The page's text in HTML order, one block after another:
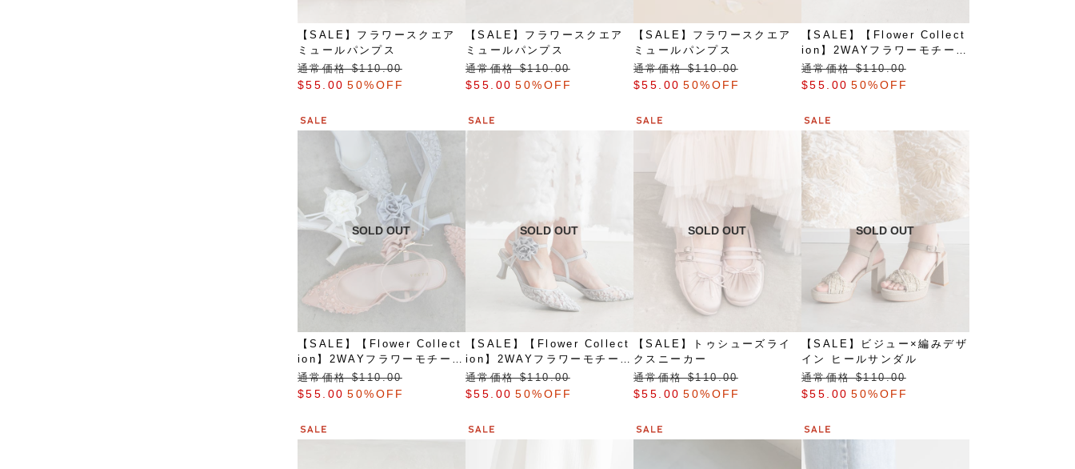
【SALE】フラワースクエア
ミュールパンプス
通常価格 $‌110.00
$‌55.00 50%OFF
【SALE】フラワースクエア
ミュールパンプス
通常価格 $‌110.00
$‌55.00 50%OFF
【SALE】フラワースクエア
ミュールパンプス
通常価格 $‌110.00
$‌55.00 50%OFF
【SALE】【Flower Collect
ion】2WAYフラワーモチーフ
アンクルストラップパンプス
通常価格 $‌110.00
$‌55.00 50%OFF
【SALE】【Flower Collect
ion】2WAYフラワーモチーフ
アンクルストラップパンプス
通常価格 $‌110.00
$‌55.00 50%OFF
【SALE】【Flower Collect
ion】2WAYフラワーモチーフ
アンクルストラップパンプス
通常価格 $‌110.00
$‌55.00 50%OFF
【SALE】トゥシューズライ
クスニーカー
通常価格 $‌110.00
$‌55.00 50%OFF
【SALE】ビジュー×編みデザ
イン ヒールサンダル
通常価格 $‌110.00
$‌55.00 50%OFF